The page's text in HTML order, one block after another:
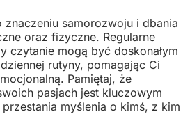
samorozwoju i dbania
oraz fizyczne. Regularne
czytanie mogą być doskonałym
rutyny, pomagając Ci
Pamiętaj, że
pasjach jest kluczowym
myślenia o kimś, z kim